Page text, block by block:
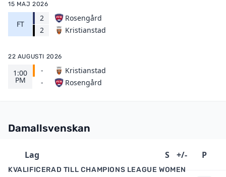
15 MAJ 2026
FT
2
2
Rosengård
Kristianstad
22 AUGUSTI 2026
1:00
PM
-
-
Kristianstad
Rosengård
Damallsvenskan
Lag S +/- P
KVALIFICERAD TILL CHAMPIONS LEAGUE WOMEN